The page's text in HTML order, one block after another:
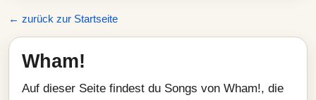
← zurück zur Startseite
Wham!
Auf dieser Seite findest du Songs von Wham!, die